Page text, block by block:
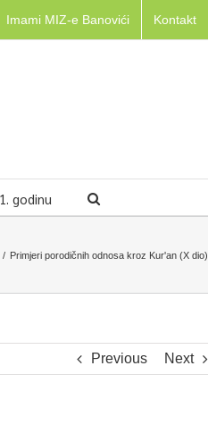
Imami MIZ-e Banovići Kontakt
godinu
/ Primjeri porodičnih odnosa kroz Kur'an (X dio)
Previous Next